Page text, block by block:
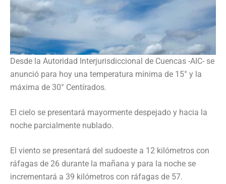
Desde la Autoridad Interjurisdiccional de Cuencas -AIC- se
anunció para hoy una temperatura mínima de 15° y la
máxima de 30° Centírados.
El cielo se presentará mayormente despejado y hacia la
noche parcialmente nublado.
El viento se presentará del sudoeste a 12 kilómetros con
ráfagas de 26 durante la mañana y para la noche se
incrementará a 39 kilómetros con ráfagas de 57.